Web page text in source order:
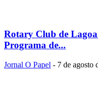
Rotary Club de
Programa de...
Jornal O Papel - 7 de agosto